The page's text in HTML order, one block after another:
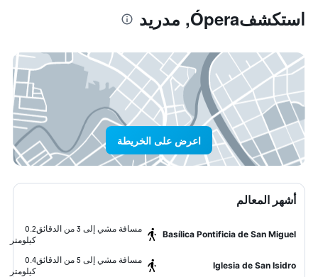
استكشفÓpera, مدريد
اعرض على الخريطة
أشهر المعالم
Basílica Pontificia de San Miguel
مسافة مشي إلى 3 من الدقائق
0.2
كيلومتر
Iglesia de San Isidro
مسافة مشي إلى 5 من الدقائق
0.4
كيلومتر